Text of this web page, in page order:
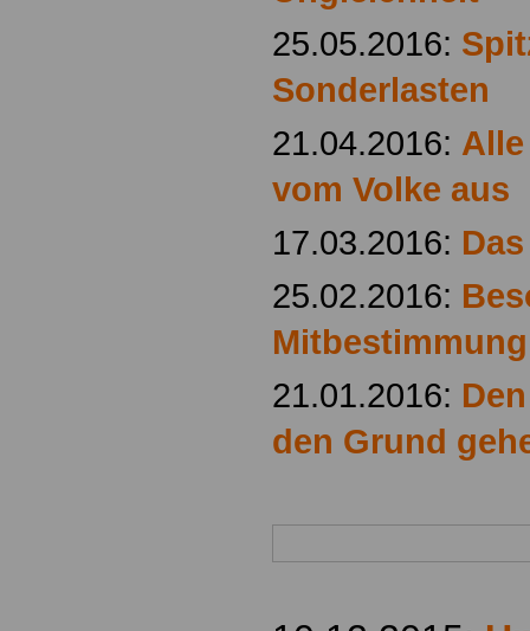
25.05.2016:
Sonderlasten
21.04.2016:
vom Volke aus
17.03.2016:
25.02.2016:
Mitbestimmung
21.01.2016:
den Grund